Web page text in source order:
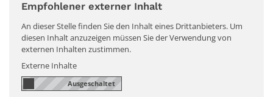
Empfohlener externer Inhalt
An dieser Stelle finden Sie den Inhalt eines Drittanbieters. Um
diesen Inhalt anzuzeigen müssen Sie der Verwendung von
externen Inhalten zustimmen.
Externe Inhalte